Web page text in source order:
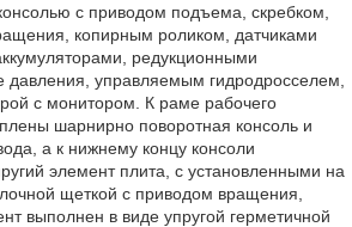
с приводом подъема, скребком,
копирным роликом, датчиками
редукционными
давления, управляемым гидродросселем,
с монитором. К раме рабочего
шарнирно поворотная консоль и
а к нижнему концу консоли
элемент плита, с установленными на
щеткой с приводом вращения,
выполнен в виде упругой герметичной